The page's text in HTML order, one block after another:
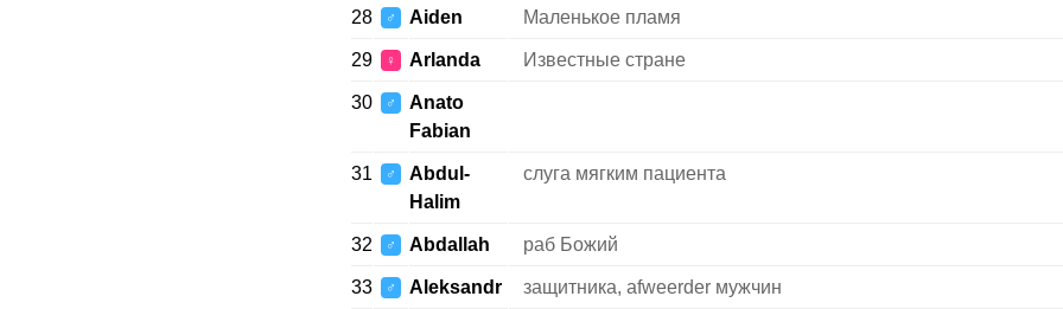
28 ♂ Aiden Маленькое пламя
29 ♀ Arlanda Известные стране
30 ♂
Anato
Fabian
31 ♂
Abdul-
Halim
слуга мягким пациента
32 ♂ Abdallah раб Божий
33 ♂ Aleksandr защитника, afweerder мужчин